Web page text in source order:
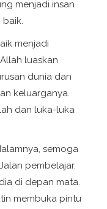
menjadi insan
menjadi
luaskan
dunia dan
keluarganya.
dan luka-luka
semoga
pembelajar.
di depan mata.
membuka pintu